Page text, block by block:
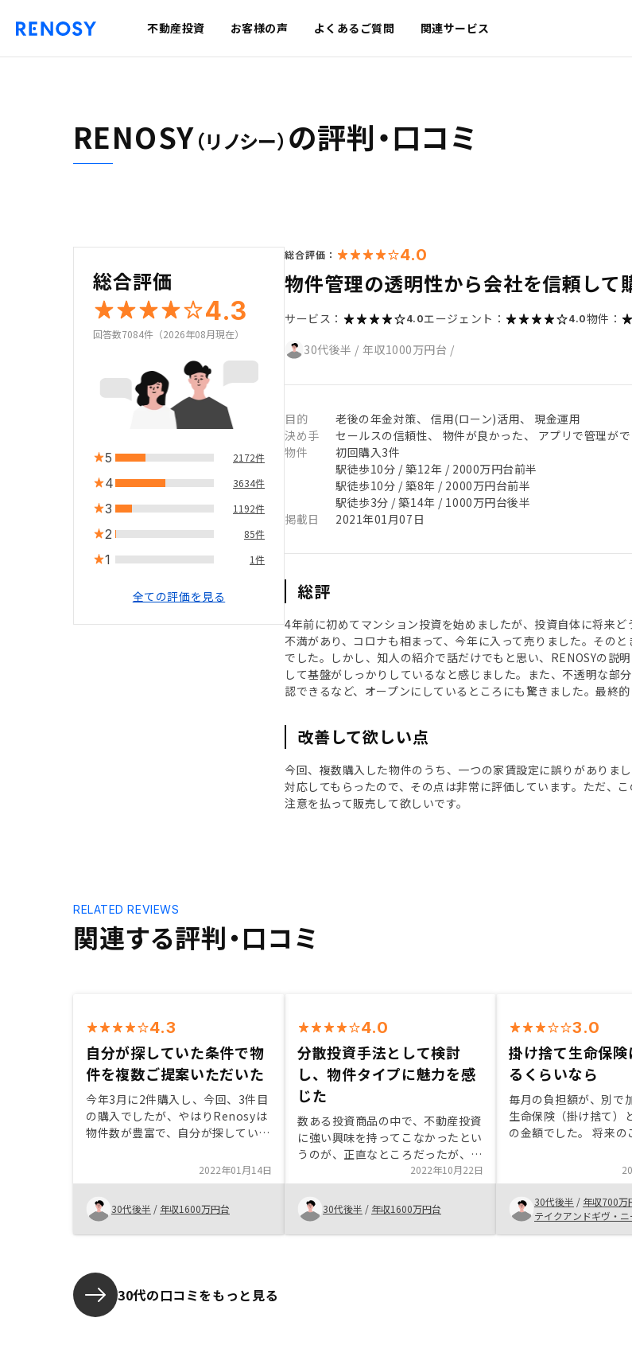
不動産投資 お客様の声 よくあるご質問 関連サービス
RENOSY（リノシー） の評判・口コミ
総合評価
4.3
回答数7084件（2026年08月現在）
5 2172件
4 3634件
3 1192件
2 85件
1 1件
全ての評価を見る
総合評価： 4.0
物件管理の透明性から会社を信頼して
サービス： 4.0エージェント： 4.0物件：
30代後半 / 年収1000万円台 /
目的
老後の年金対策、 信用(ローン)活用、 現金運用
決め手
セールスの信頼性、 物件が良かった、 アプリで管理がで
物件
初回購入3件
駅徒歩10分 / 築12年 / 2000万円台前半
駅徒歩10分 / 築8年 / 2000万円台前半
駅徒歩3分 / 築14年 / 1000万円台後半
掲載日
2021年01月07日
総評
4年前に初めてマンション投資を始めましたが、投資自体に将来
不満があり、コロナも相まって、今年に入って売りました。その
でした。しかし、知人の紹介で話だけでもと思い、RENOSYの説
して基盤がしっかりしているなと感じました。また、不透明な部
認できるなど、オープンにしているところにも驚きました。最終
改善して欲しい点
今回、複数購入した物件のうち、一つの家賃設定に誤りがありま
対応してもらったので、その点は非常に評価しています。ただ、
注意を払って販売して欲しいです。
関連する評判・口コミ
RELATED REVIEWS
4.3
自分が探していた条件で物
件を複数ご提案いただいた
今年3月に2件購入し、今回、3件目
の購入でしたが、やはりRenosyは
物件数が豊富で、自分が探していた
満足です。また、その中でも営業担
当の方が、率直におすすめする物件
を明示いただき、納得感のある購入
につながりました。
2022年01月14日
30代後半 / 年収1600万円台
4.0
分散投資手法として検討
し、物件タイプに魅力を感
じた
数ある投資商品の中で、不動産投資
に強い興味を持ってこなかったとい
うのが、正直なところだったが、ご
担当者のお話を聞いて、値崩れ・空
き家のリスクの低い物件タイプにフ
ォーカスする等、合理的なモデルを
お持ちであることがわかった。広く
おすすめしたい。
2022年10月22日
30代後半 / 年収1600万円台
3.0
掛け捨て生命保険
るくらいなら
毎月の負担額が、別で
生命保険（掛け捨て）
の金額でした。 将来の
続けるくらいであれば
していた方がメリット
した。 複数物件を持
り、そのメリットはよ
と思うので、余裕が出
30代後半 / 年収700万
テイクアンドギヴ・
30代の口コミをもっと見る